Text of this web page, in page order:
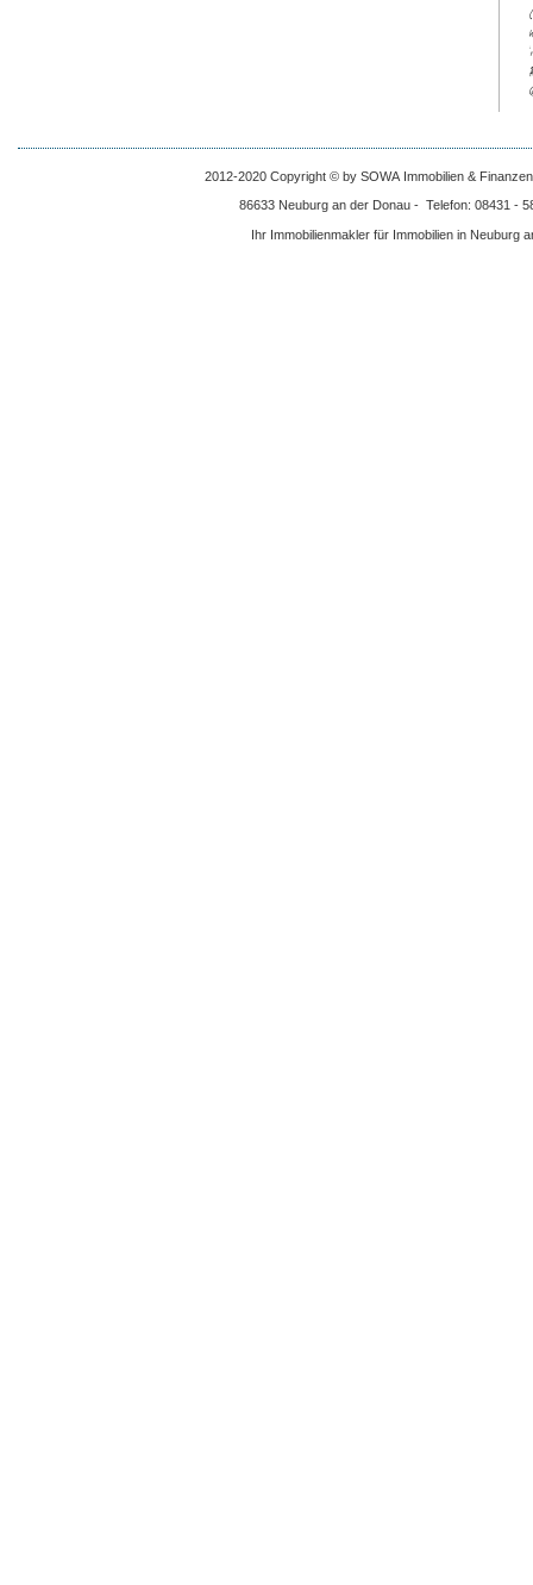
2012-2020 Copyright © by SOWA Immobilien &
86633 Neuburg an der Donau - Telefon: 08431 -
Ihr Immobilienmakler für Immobilien in Neuburg